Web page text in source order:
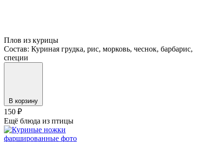
Плов из курицы
Состав: Куриная грудка, рис, морковь, чеснок, барбарис,
специи
В корзину
150 ₽
Ещё блюда из птицы